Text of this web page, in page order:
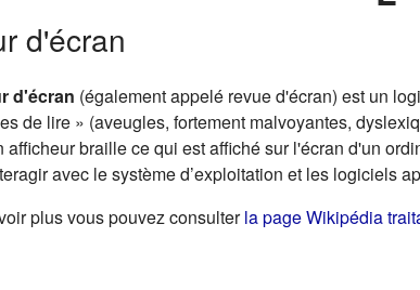
d'écran
d'écran (également appelé revue d'écran) est un
de lire » (aveugles, fortement malvoyantes,
afficheur braille ce qui est affiché sur l'écran d'un
avec le système d’exploitation et les logiciels
plus vous pouvez consulterla page Wikipédia